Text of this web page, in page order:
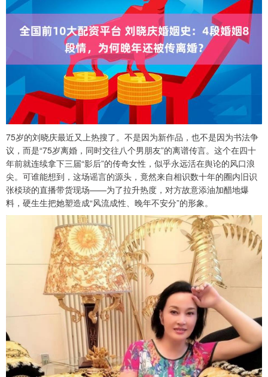
75岁的刘晓庆最近又上热搜了。不是因为新作品，也不是因为书法争
议，而是“75岁离婚，同时交往八个男朋友”的离谱传言。这个在四十
年前就连续拿下三届“影后”的传奇女性，似乎永远活在舆论的风口浪
尖。可谁能想到，这场谣言的源头，竟然来自相识数十年的圈内旧识
张棪琰的直播带货现场——为了拉升热度，对方故意添油加醋地爆
料，硬生生把她塑造成“风流成性、晚年不安分”的形象。